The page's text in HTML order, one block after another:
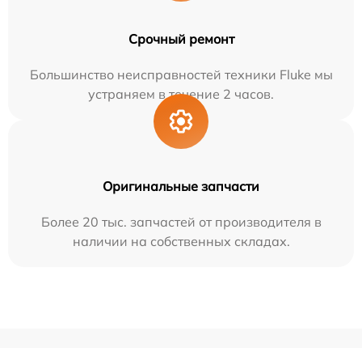
Срочный ремонт
Большинство неисправностей техники Fluke мы
устраняем в течение 2 часов.
Оригинальные запчасти
Более 20 тыс. запчастей от производителя в
наличии на собственных складах.